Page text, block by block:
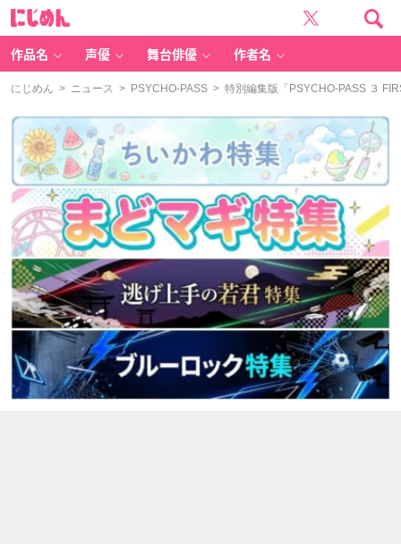
作品名 声優 舞台俳優 作者名
にじめん > ニュース > PSYCHO-PASS > 特別編集版「PSYCHO-PASS ３